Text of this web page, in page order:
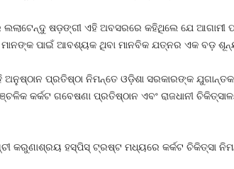
ଷଡ଼ଙ୍ଗୀ ଏହି ଅବସରରେ କହିଥିଲେ ଯେ ଆଗାମୀ
ପାଇଁ ଆବଶ୍ୟକ ଥିବା ମାନବିକ ଯତ୍ନର ଏକ ବଡ଼
ପ୍ରତିଷ୍ଠା ନିମନ୍ତେ ଓଡ଼ିଶା ସରକାରଙ୍କ
କର୍କଟ ଗବେଷଣା ପ୍ରତିଷ୍ଠାନ ଏବଂ ରାଜଧାନୀ
କରୁଣାଶ୍ରୟ ହସ୍ପିସ୍ ଟ୍ରଷ୍ଟ ମଧ୍ୟରେ କର୍କଟ ଚିକିତ୍ସା